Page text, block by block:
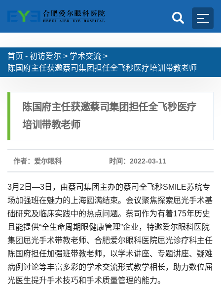
首页 - 初访爱尔 > 学术交流 >
陈国府主任获邀蔡司集团担任全飞秒医疗培训带教老师
陈国府主任获邀蔡司集团担任全飞秒医疗
培训带教老师
作者：爱尔眼科 时间：2022-03-11
3月2日—3日，由蔡司集团主办的蔡司全飞秒SMILE苏皖专
场加强班在魅力的上海圆满结束。会议聚焦探索屈光手术基
础研究及临床实践中的热点问题。蔡司作为有着175年历史
且能提供“全生命周期眼健康管理”企业，特邀爱尔眼科医院
集团屈光手术带教老师、合肥爱尔眼科医院屈光诊疗科主任
陈国府担任加强班带教老师，以学术讲座、专题讲座、疑难
病例讨论等丰富多彩的学术交流形式教学相长，助力数位屈
光医生提升手术技巧和手术质量管理的能力。